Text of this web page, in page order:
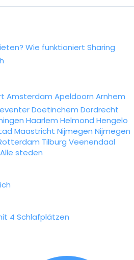
Wie funktioniert Sharing
Amsterdam Apeldoorn Arnhem
Doetinchem Dordrecht
Haarlem Helmond Hengelo
Maastricht Nijmegen Nijmegen
Tilburg Veenendaal
Alle steden
4 Schlafplätzen